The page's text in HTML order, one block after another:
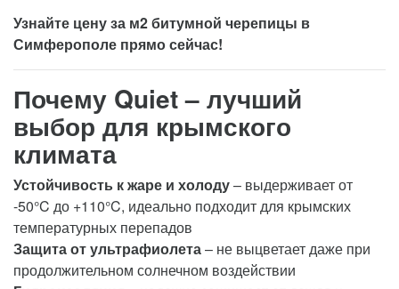
Узнайте цену за м2 битумной черепицы в
Симферополе прямо сейчас!
Почему Quiet – лучший
выбор для крымского
климата
Устойчивость к жаре и холоду– выдерживает от
-50°C до +110°C, идеально подходит для крымских
температурных перепадов
Защита от ультрафиолета– не выцветает даже при
продолжительном солнечном воздействии